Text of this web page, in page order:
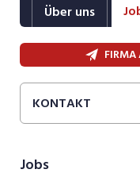
Über uns
FIRMA
KONTAKT
Jobs